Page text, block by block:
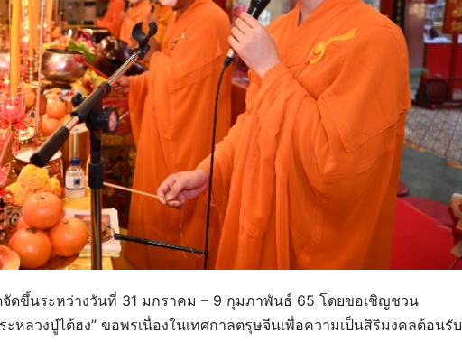
ดขึ้นระหว่างวันที่ 31 มกราคม – 9 กุมภาพันธ์ 65 โดยขอเชิญชวน
ลวงปู่ไต้ฮง” ขอพรเนื่องในเทศกาลตรุษจีนเพื่อความเป็นสิริมงคลต้อนรับ